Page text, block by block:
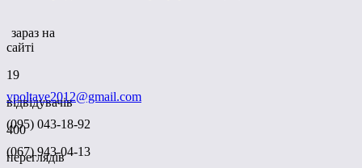
зараз на
сайті
19
відвідувачів
400
переглядів
vpoltave2012@gmail.com
(095) 043-18-92
(067) 943-04-13